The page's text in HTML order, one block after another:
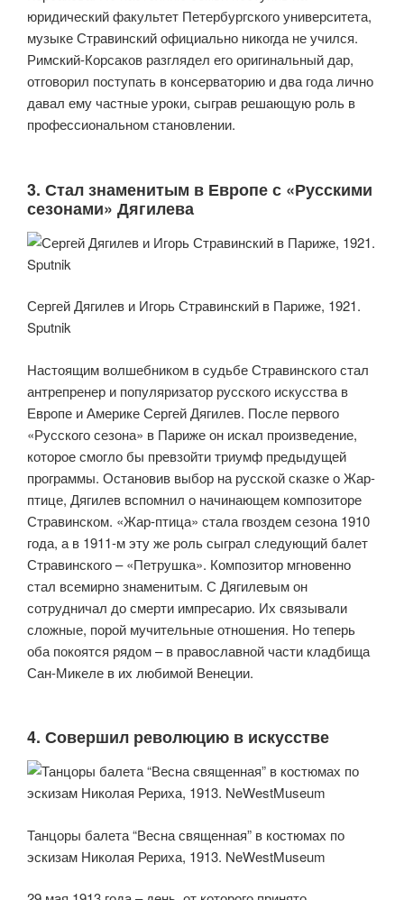
юридический факультет Петербургского университета,
музыке Стравинский официально никогда не учился.
Римский-Корсаков разглядел его оригинальный дар,
отговорил поступать в консерваторию и два года лично
давал ему частные уроки, сыграв решающую роль в
профессиональном становлении.
3. Стал знаменитым в Европе с «Русскими
сезонами» Дягилева
Сергей Дягилев и Игорь Стравинский в Париже, 1921.
Sputnik
Настоящим волшебником в судьбе Стравинского стал
антрепренер и популяризатор русского искусства в
Европе и Америке Сергей Дягилев. После первого
«Русского сезона» в Париже он искал произведение,
которое смогло бы превзойти триумф предыдущей
программы. Остановив выбор на русской сказке о Жар-
птице, Дягилев вспомнил о начинающем композиторе
Стравинском. «Жар-птица» стала гвоздем сезона 1910
года, а в 1911-м эту же роль сыграл следующий балет
Стравинского – «Петрушка». Композитор мгновенно
стал всемирно знаменитым. С Дягилевым он
сотрудничал до смерти импресарио. Их связывали
сложные, порой мучительные отношения. Но теперь
оба покоятся рядом – в православной части кладбища
Сан-Микеле в их любимой Венеции.
4. Совершил революцию в искусстве
Танцоры балета “Весна священная” в костюмах по
эскизам Николая Рериха, 1913. NeWestMuseum